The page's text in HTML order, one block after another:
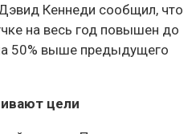
Кеннеди сообщил, что
на весь год повышен до
50% выше предыдущего
цели